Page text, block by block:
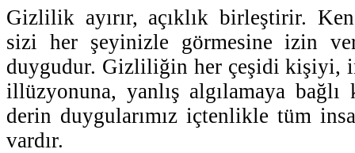
Gizlilik ayırır, açıklık birleştirir.
sizi her şeyinizle görmesine izin
duygudur. Gizliliğin her çeşidi kişiyi,
illüzyonuna, yanlış algılamaya bağlı
derin duygularımız içtenlikle tüm
vardır.